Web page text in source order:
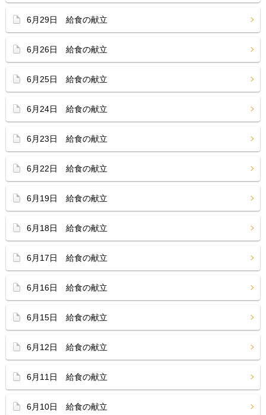
6月29日 給食の献立
6月26日 給食の献立
6月25日 給食の献立
6月24日 給食の献立
6月23日 給食の献立
6月22日 給食の献立
6月19日 給食の献立
6月18日 給食の献立
6月17日 給食の献立
6月16日 給食の献立
6月15日 給食の献立
6月12日 給食の献立
6月11日 給食の献立
6月10日 給食の献立